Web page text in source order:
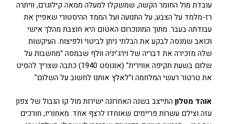
עובדת מול החומר הקשה, שמשקלו למעלה ממאה קילוגרם, וויתרה
רז-מלמד על הצבע, על התנועה ועל הממד ההיסטורי שאפיין את
עבודתה בעבר. מתוך המונוכרום האטום היא חוצבת מהלך אישי
וכואב שמנסה לבקע את הבלתי ניתן לביטוי ולפיצוח. העיקשות
שלה מזכירה את דבריה של וירג'יניה וולף שבמסה "מחשבות על
שלום בשעת תקיפה אווירית" (אוגוסט 1940) כתבה שצריך להסיט
את טרטור רעשי המלחמה ו"לאלץ אותנו לחשוב על השלום".
אוהד מטלון התייצב בשנה האחרונה ישירות מול קו הגבול של צפון
עזה וצילם עשרות פריימים שאוחדו לרצף אחד. מאחוריו, חורכים